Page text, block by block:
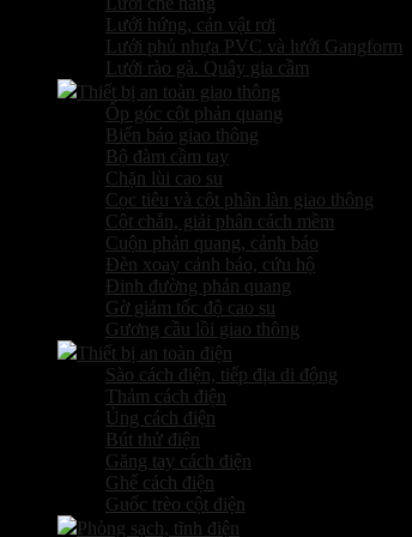
Lưới hứng, cản vật rơi
Lưới phủ nhựa PVC và lưới Gangform
Lưới rào gà. Quây gia cầm
Thiết bị an toàn giao thông
Ốp góc cột phản quang
Biển báo giao thông
Bộ đàm cầm tay
Chặn lùi cao su
Cọc tiêu và cột phân làn giao thông
Cột chắn, giải phân cách mềm
Cuộn phản quang, cảnh báo
Đèn xoay cảnh báo, cứu hộ
Đinh đường phản quang
Gờ giảm tốc độ cao su
Gương cầu lồi giao thông
Thiết bị an toàn điện
Sào cách điện, tiếp địa di động
Thảm cách điện
Ủng cách điện
Bút thử điện
Găng tay cách điện
Ghế cách điện
Guốc trèo cột điện
Phòng sạch, tĩnh điện